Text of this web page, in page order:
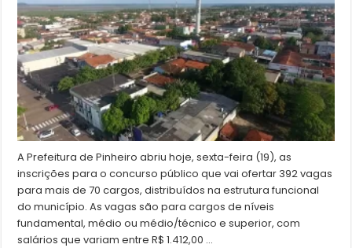
A Prefeitura de Pinheiro abriu hoje, sexta-feira (19), as
inscrições para o concurso público que vai ofertar 392 vagas
para mais de 70 cargos, distribuídos na estrutura funcional
do município. As vagas são para cargos de níveis
fundamental, médio ou médio/técnico e superior, com
salários que variam entre R$ 1.412,00 …